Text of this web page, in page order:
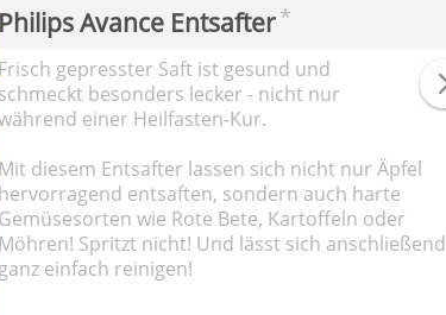
Philips Avance Entsafter*
Frisch gepresster Saft ist gesund und
schmeckt besonders lecker - nicht nur
einer Heilfasten-Kur.
Mit diesem Entsafter lassen sich nicht nur Äpfel
hervorragend entsaften, sondern auch harte
Gemüsesorten wie Rote Bete, Kartoffeln oder
Möhren! Spritzt nicht! Und lässt sich anschließend
ganz einfach reinigen!